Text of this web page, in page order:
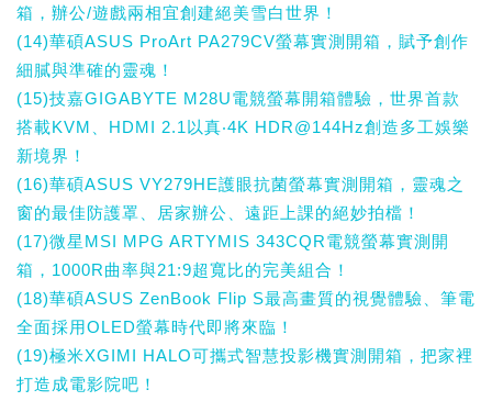
箱，辦公/遊戲兩相宜創建絕美雪白世界！
(14)華碩ASUS ProArt PA279CV螢幕實測開箱，賦予創作
細膩與準確的靈魂！
(15)技嘉GIGABYTE M28U電競螢幕開箱體驗，世界首款
搭載KVM、HDMI 2.1以真‧4K HDR@144Hz創造多工娛樂
新境界！
(16)華碩ASUS VY279HE護眼抗菌螢幕實測開箱，靈魂之
窗的最佳防護罩、居家辦公、遠距上課的絕妙拍檔！
(17)微星MSI MPG ARTYMIS 343CQR電競螢幕實測開
箱，1000R曲率與21:9超寬比的完美組合！
(18)華碩ASUS ZenBook Flip S最高畫質的視覺體驗、筆電
全面採用OLED螢幕時代即將來臨！
(19)極米XGIMI HALO可攜式智慧投影機實測開箱，把家裡
打造成電影院吧！